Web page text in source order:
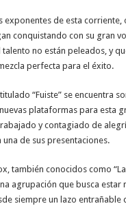
exponentes de esta
conquistando con su gran
talento no están peleados, y
perfecta para el éxito.
“Fuiste” se encuentra
plataformas para esta
y contagiado de
una de sus presentaciones.
también conocidos como “La
agrupación que busca estar
siempre un lazo entrañable